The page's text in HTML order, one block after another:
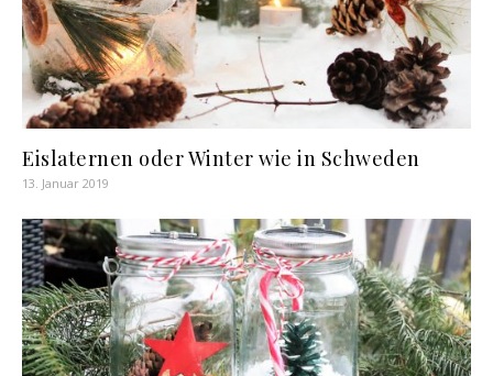
Eislaternen oder Winter wie in Schweden
13. Januar 2019